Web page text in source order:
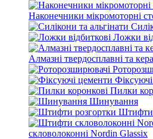
Наконечники мікромоторні
Ложки
Алмазні твердосплавні та
Пилки
Шинування
Штифти
скловолоконні Nordin Glassix